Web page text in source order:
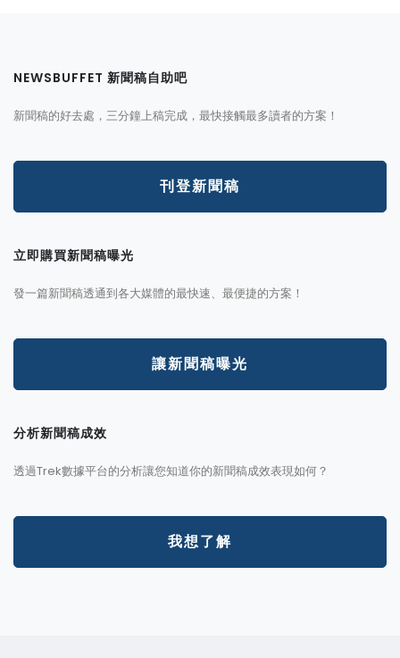
NEWSBUFFET 新聞稿自助吧
新聞稿的好去處，三分鐘上稿完成，最快接觸最多讀者的方案！
刊登新聞稿
立即購買新聞稿曝光
發一篇新聞稿透通到各大媒體的最快速、最便捷的方案！
讓新聞稿曝光
分析新聞稿成效
透過Trek數據平台的分析讓您知道你的新聞稿成效表現如何？
我想了解